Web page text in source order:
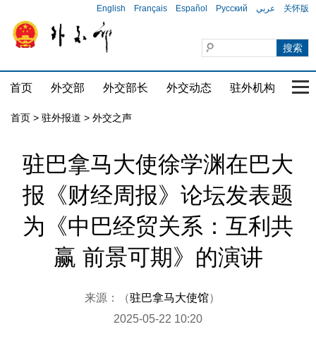
English Français Español Русский عربي 关怀版
首页 外交部 外交部长 外交动态 驻外机构 国
首页 > 驻外报道 > 外交之声
驻巴拿马大使徐学渊在巴大
报《财经周报》论坛发表题
为《中巴经贸关系：互利共
赢 前景可期》的演讲
来源：（驻巴拿马大使馆）
2025-05-22 10:20